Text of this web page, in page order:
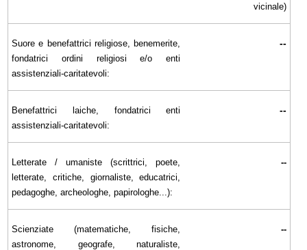
vicinale)
Suore e benefattrici religiose, benemerite,
fondatrici ordini religiosi e/o enti
assistenziali-caritatevoli:
--
Benefattrici laiche, fondatrici enti
assistenziali-caritatevoli:
--
Letterate / umaniste (scrittrici, poete,
letterate, critiche, giornaliste, educatrici,
pedagoghe, archeologhe, papirologhe...):
--
Scienziate (matematiche, fisiche,
astronome, geografe, naturaliste,
--